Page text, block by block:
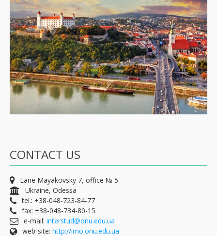
CONTACT US
Lane Mayakovsky 7, office № 5
Ukraine, Odessa
tel.: +38-048-723-84-77
fax: +38-048-734-80-15
e-mail: interstud@onu.edu.ua
web-site: http://imo.onu.edu.ua